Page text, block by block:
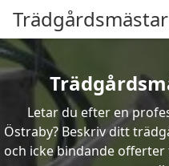
Letar du efter en
Östraby? Beskriv ditt
och icke bindande